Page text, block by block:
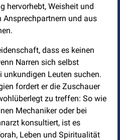
hervorhebt, Weisheit und
und aus
dass es keinen
Narren sich selbst
unkundigen Leuten suchen.
fordert er die Zuschauer
zu treffen: So wie
Mechaniker oder bei
konsultiert, ist es
Leben und Spiritualität